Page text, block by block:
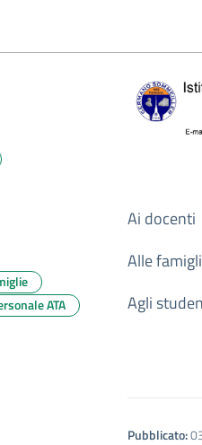
Ai docenti
Alle
Agli
Pubblicato:
ATA